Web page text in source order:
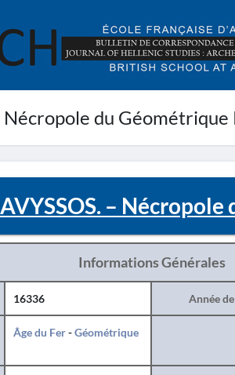
Nécropole du
–
Informations Générales
16336 Année
Âge du Fer-Géométrique